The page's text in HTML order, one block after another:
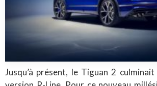
Jusqu’à présent, le Tiguan 2